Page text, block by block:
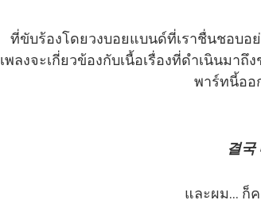
ที่ขับร้องโดยวงบอยแบนด์ที่เราชื่นชอบอ
เพลงจะเกี่ยวข้องกับเนื้อเรื่องที่ดำเนินมา
พาร์ทนี้ออ
결국
และผม... ก็